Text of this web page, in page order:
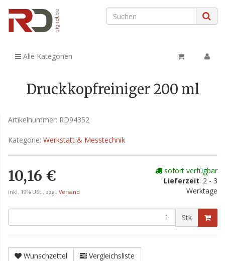
Alle Kategorien
Druckkopfreiniger 200 ml
Artikelnummer: RD94352
Kategorie: Werkstatt & Messtechnik
10,16 €
inkl. 19% USt., zzgl. Versand
sofort verfügbar
Lieferzeit: 2 - 3
Werktage
Stk
Wunschzettel
Vergleichsliste